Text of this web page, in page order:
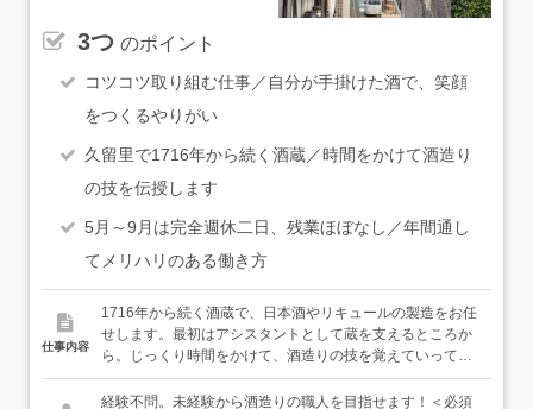
3つ のポイント
コツコツ取り組む仕事／自分が手掛けた酒で、笑顔
をつくるやりがい
久留里で1716年から続く酒蔵／時間をかけて酒造り
の技を伝授します
5月～9月は完全週休二日、残業ほぼなし／年間通し
てメリハリのある働き方
仕事内容
1716年から続く酒蔵で、日本酒やリキュールの製造をお任
せします。最初はアシスタントとして蔵を支えるところか
ら。じっくり時間をかけて、酒造りの技を覚えていってく
ださい。＜夏（5〜9月）／仕込みのオフ期＞・出荷作業
（瓶詰め・ラベル貼り・発送）・蔵の整備、道具のメンテ
経験不問。未経験から酒造りの職人を目指せます！＜必須